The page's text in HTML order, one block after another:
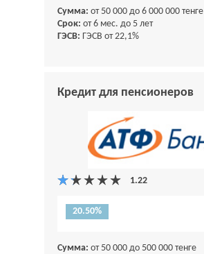
Сумма: от 50 000 до 6 000 000 тенге
Срок: от 6 мес. до 5 лет
ГЭСВ: ГЭСВ от 22,1%
Кредит для пенсионеров
20.50%
Сумма: от 50 000 до 500 000 тенге